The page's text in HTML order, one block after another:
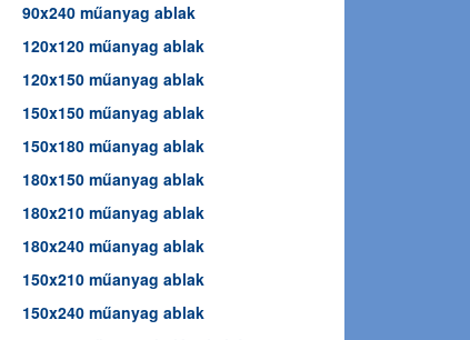
90x240 műanyag ablak
120x120 műanyag ablak
120x150 műanyag ablak
150x150 műanyag ablak
150x180 műanyag ablak
180x150 műanyag ablak
180x210 műanyag ablak
180x240 műanyag ablak
150x210 műanyag ablak
150x240 műanyag ablak